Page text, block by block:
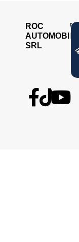
ROC
AUTOMOBILE
SRL